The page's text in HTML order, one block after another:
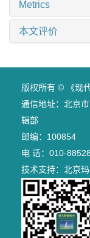
Metrics
本文评价
版权所有 © 《现
通信地址：北京
辑部
邮编：100854
电 话：010-
技术支持： 北京